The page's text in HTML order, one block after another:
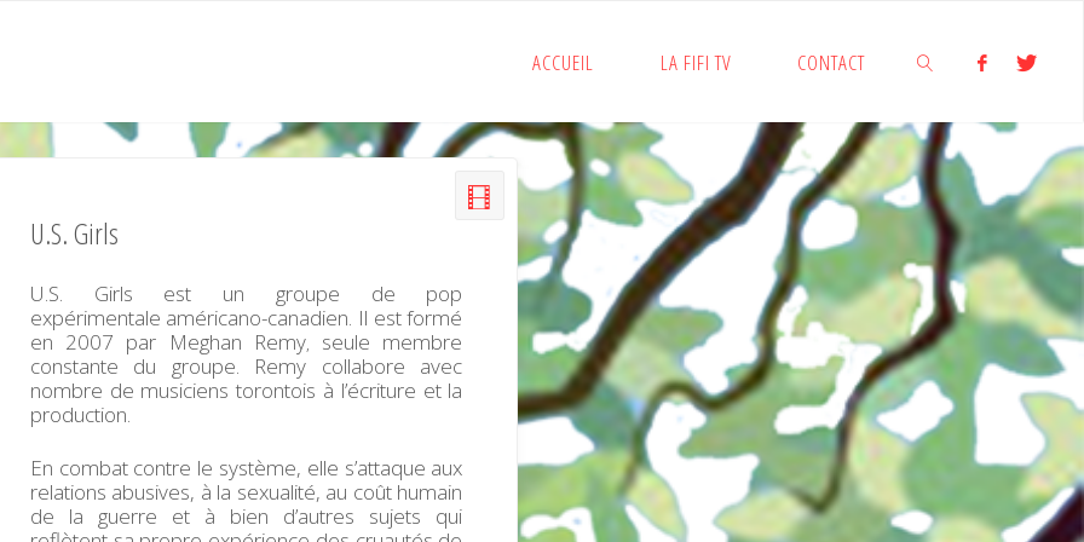
ACCUEIL LA FIFI TV CONTACT
SEARCH
U.S. Girls
U.S. Girls est un groupe de pop
expérimentale américano-canadien. Il est formé
en 2007 par Meghan Remy,
seule membre
constante du groupe. Remy collabore avec
nombre de musiciens torontois à l’écriture et la
production.
En combat contre le système, elle s’attaque aux
relations abusives, à la sexualité, au coût humain
de la guerre et à bien d’autres sujets qui